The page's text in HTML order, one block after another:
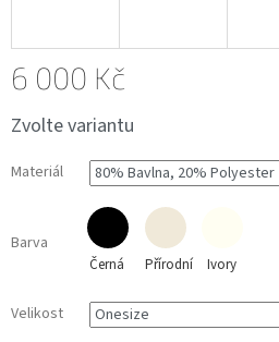
6 000 Kč
cena:
Zvolte variantu
Materiál
Barva
Černá Přírodní Ivory
Velikost